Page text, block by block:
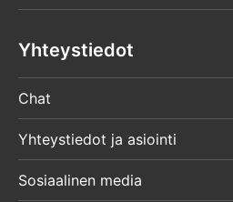
Yhteystiedot
Chat
Yhteystiedot ja asiointi
Sosiaalinen media